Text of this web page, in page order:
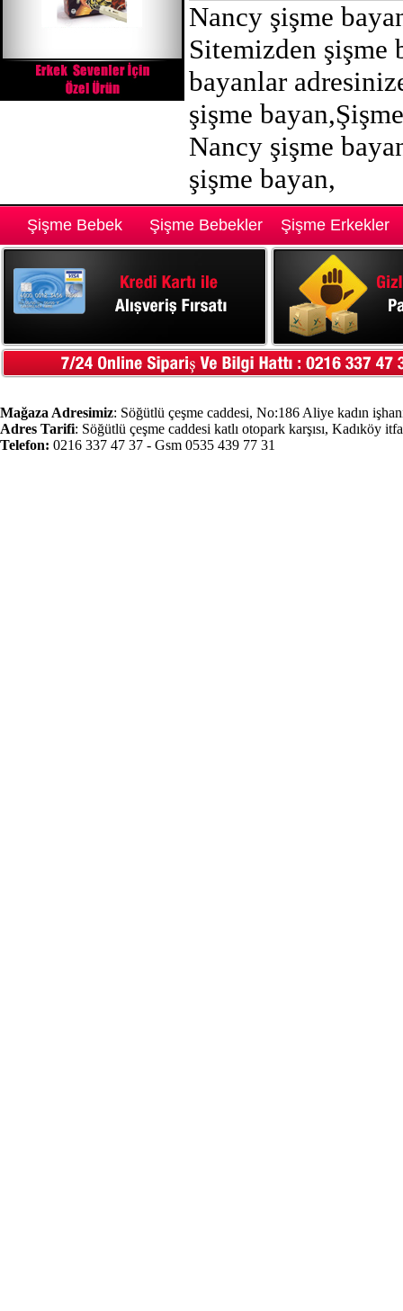
Nancy şişme
Sitemizden
bayanlar
şişme
Nancy şişme
şişme bayan,
Şişme Bebek Şişme Bebekler Şişme Erkekler
Mağaza Adresimiz: Söğütlü çeşme caddesi, No:186 Aliye kadın
Adres Tarifi: Söğütlü çeşme caddesi katlı otopark karşısı, Kadıköy
Telefon: 0216 337 47 37 - Gsm 0535 439 77 31